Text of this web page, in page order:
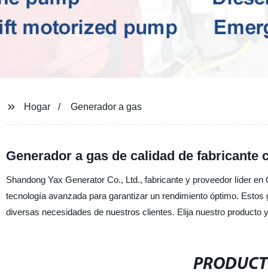
Hogar Generador a gas
Generador a gas de calidad de fabricante
Shandong Yax Generator Co., Ltd., fabricante y proveedor líder
tecnología avanzada para garantizar un rendimiento óptimo.
diversas necesidades de nuestros clientes. Elija nuestro producto